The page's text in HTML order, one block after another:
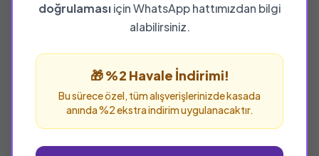
doğrulamasıiçin WhatsApp hattımızdan bilgi
alabilirsiniz.
🎁 %2 Havale İndirimi!
Bu sürece özel, tüm alışverişlerinizde kasada
anında %2 ekstra indirim uygulanacaktır.
Bu kategoride toplam145ürün bulunuyor.